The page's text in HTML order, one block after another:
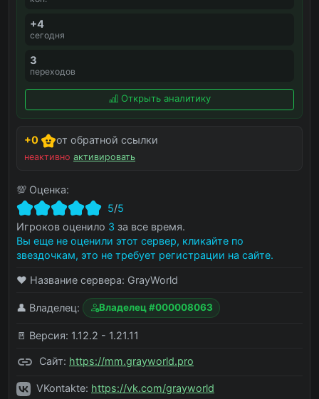
+4
сегодня
3
переходов
Открыть аналитику
+0 от обратной ссылки
неактивно активировать
💯 Оценка:
5/5
Игроков оценило 3 за все время.
Вы еще не оценили этот сервер, кликайте по
звездочкам, это не требует регистрации на сайте.
❤️ Название сервера: GrayWorld
👤 Владелец: Владелец #000008063
🚪 Версия: 1.12.2 - 1.21.11
Сайт: https://mm.grayworld.pro
VKontakte: https://vk.com/grayworld